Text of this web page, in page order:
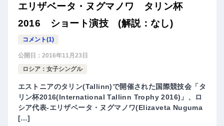
エリザベータ・ヌグマノワ タリン杯
2016 ショート演技 (解説：なし)
コメント(1)
公開日： 2016年11月23日
ロシア：女子シングル
エストニアのタリン(Tallinn)で開催された国際競技会「タ
リン杯2016(International Tallinn Trophy 2016)」、ロ
シア代表-エリザベータ・ヌグマノワ(Elizaveta Nuguma
[…]